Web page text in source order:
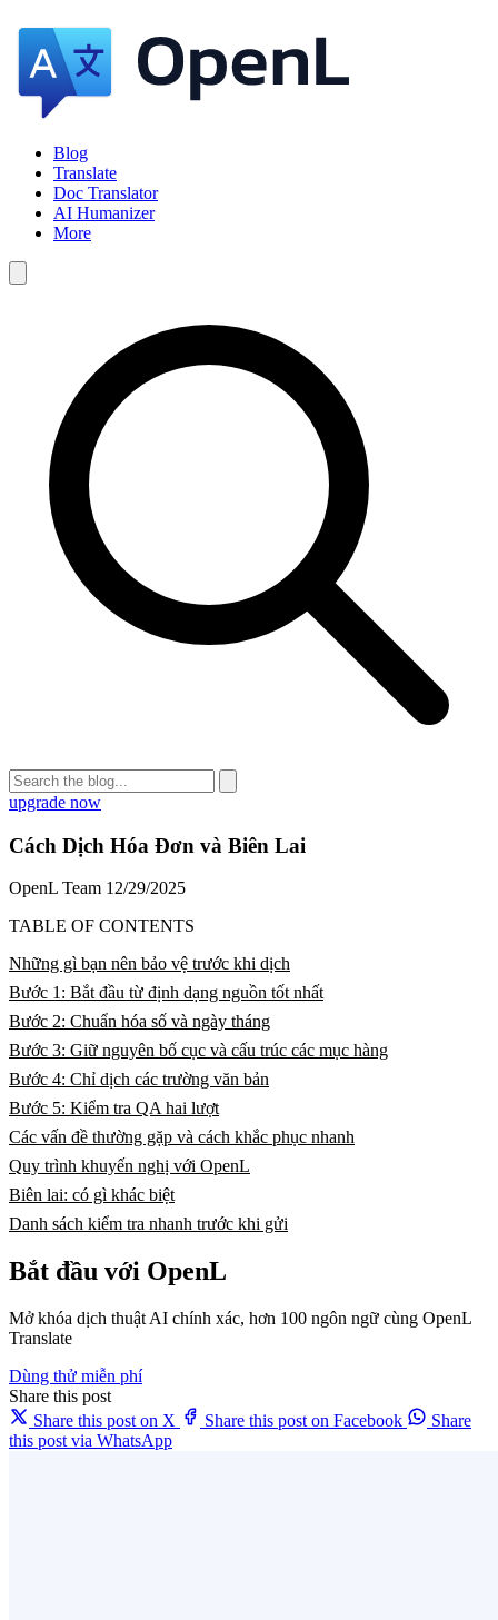
Blog
Translate
Doc Translator
AI Humanizer
More
upgrade now
Cách Dịch Hóa Đơn và Biên Lai
OpenL Team 12/29/2025
TABLE OF CONTENTS
Những gì bạn nên bảo vệ trước khi dịch
Bước 1: Bắt đầu từ định dạng nguồn tốt nhất
Bước 2: Chuẩn hóa số và ngày tháng
Bước 3: Giữ nguyên bố cục và cấu trúc các mục hàng
Bước 4: Chỉ dịch các trường văn bản
Bước 5: Kiểm tra QA hai lượt
Các vấn đề thường gặp và cách khắc phục nhanh
Quy trình khuyến nghị với OpenL
Biên lai: có gì khác biệt
Danh sách kiểm tra nhanh trước khi gửi
Bắt đầu với OpenL
Mở khóa dịch thuật AI chính xác, hơn 100 ngôn ngữ cùng OpenL
Translate
Dùng thử miễn phí
Share this post
Share this post on X
Share this post on Facebook
Share
this post via WhatsApp